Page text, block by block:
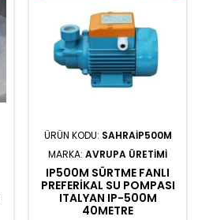
ÜRÜN KODU: SAHRAIP500M
MARKA: AVRUPA ÜRETIMI
IP500M SÜRTME FANLI
PREFERIKAL SU POMPASI
ITALYAN IP-500M
40METRE